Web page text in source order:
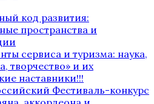
код развития:
пространства и
сервиса и туризма: наука,
творчество» и их
наставники!!!
Фестиваль-конкурс